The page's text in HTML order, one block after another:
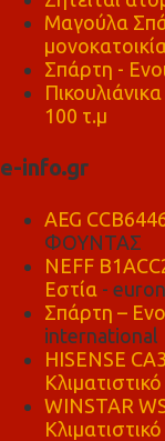
Μαγούλα
Σπάρτη -
100 τ.μ
e-info.gr
AEG
ΦΟΥΝΤΑΣ
NEFF
Εστία -
Σπάρτη –
international
HISENSE
Κλιματιστικό
WINSTAR
Κλιματιστικό